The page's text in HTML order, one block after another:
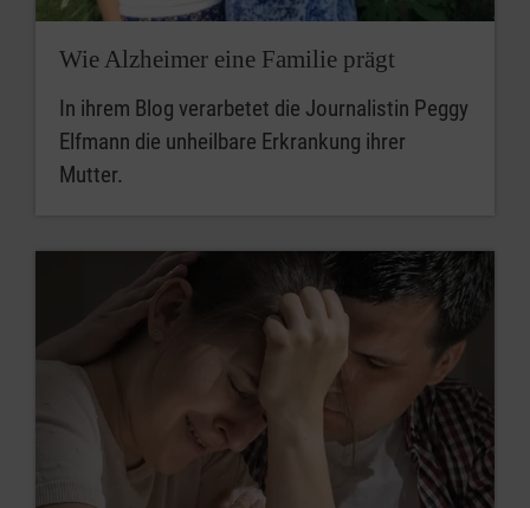
Wie Alzheimer eine Familie prägt
In ihrem Blog verarbetet die Journalistin Peggy
Elfmann die unheilbare Erkrankung ihrer
Mutter.